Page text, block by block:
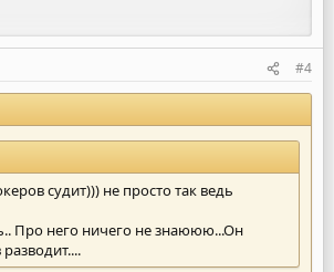
#4
судит))) не просто так ведь
Про него ничего не знаююю...Он